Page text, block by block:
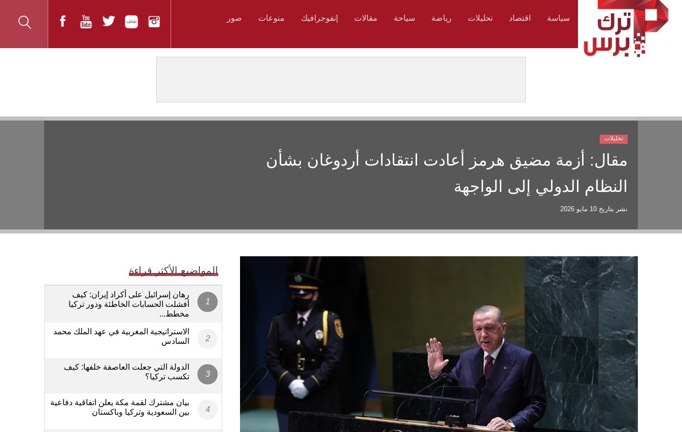
سياسة اقتصاد تحليلات رياضة سياحة مقالات إنفوجرافيك منوعات صور
مقال: أزمة مضيق هرمز أعادت انتقادات أردوغان بشأن
النظام الدولي إلى الواجهة
نشر بتاريخ 10 مايو 2026
تحليلات
المواضيع الأكثر قراءة
رهان إسرائيل على أكراد إيران: كيف
أفشلت الحسابات الخاطئة ودور تركيا
مخطط...
الاستراتيجية المغربية في عهد الملك محمد
السادس
الدولة التي جعلت العاصفة خلفها: كيف
تكسب تركيا؟
بيان مشترك لقمة مكة يعلن اتفاقية دفاعية
بين السعودية وتركيا وباكستان